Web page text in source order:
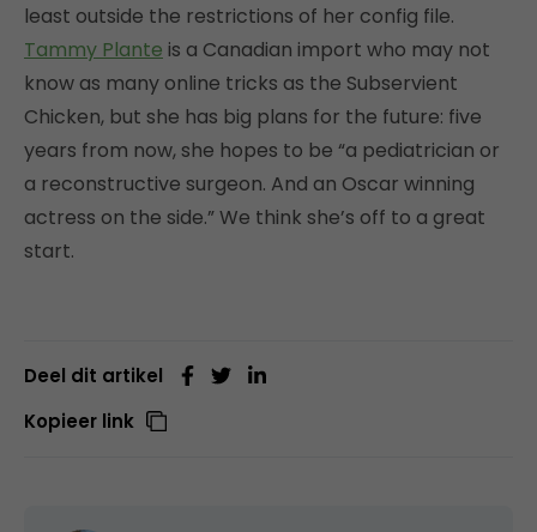
least outside the restrictions of her config file.
Tammy Plante is a Canadian import who may not
know as many online tricks as the Subservient
Chicken, but she has big plans for the future: five
years from now, she hopes to be “a pediatrician or
a reconstructive surgeon. And an Oscar winning
actress on the side.” We think she’s off to a great
start.
Deel dit artikel
Kopieer link